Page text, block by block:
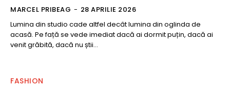
MARCEL PRIBEAG - 28 APRILIE 2026
Lumina din studio cade altfel decât lumina din oglinda de
acasă. Pe față se vede imediat dacă ai dormit puțin, dacă ai
venit grăbită, dacă nu știi...
FASHION